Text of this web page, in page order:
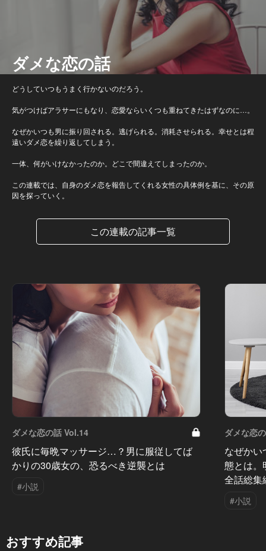
ダメな恋の話
どうしていつもうまく行かないのだろう。
気がつけばアラサーにもなり、恋愛ならいくつも重ねてきたはずなのに…。
なぜかいつも男に振り回される。逃げられる。消耗させられる。幸せとは程
遠いダメ恋を繰り返してしまう。
一体、何がいけなかったのか。どこで間違えてしまったのか。
この連載では、自身のダメ恋を報告してくれる女性の具体例を基に、その原
因を探っていく。
この連載の記事一覧
ダメな恋の話 Vol.14
彼氏に毎晩マッサージ…？男に服従してば
かりの30歳女の、恐るべき逆襲とは
#小説
ダメな恋
なぜか
態とは。
全話総集
#小説
おすすめ記事